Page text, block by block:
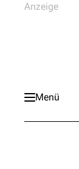
Menü